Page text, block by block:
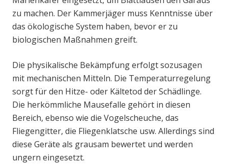
zu machen. Der Kammerjäger muss Kenntnisse über
das ökologische System haben, bevor er zu
biologischen Maßnahmen greift.
Die physikalische Bekämpfung erfolgt sozusagen
mit mechanischen Mitteln. Die Temperaturregelung
sorgt für den Hitze- oder Kältetod der Schädlinge.
Die herkömmliche Mausefalle gehört in diesen
Bereich, ebenso wie die Vogelscheuche, das
Fliegengitter, die Fliegenklatsche usw. Allerdings sind
diese Geräte als grausam bewertet und werden
ungern eingesetzt.